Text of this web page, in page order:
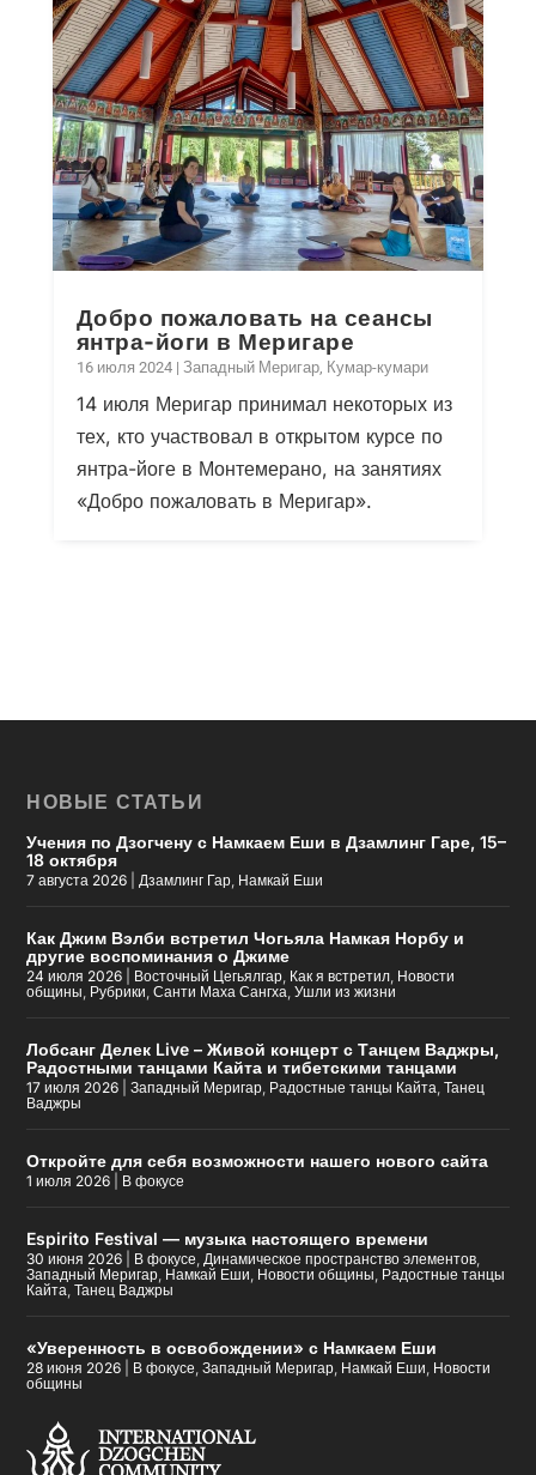
Добро пожаловать на сеансы
янтра-йоги в Меригаре
16 июля 2024| Западный Меригар, Кумар-кумари
14 июля Меригар принимал некоторых из
тех, кто участвовал в открытом курсе по
янтра-йоге в Монтемерано, на занятиях
«Добро пожаловать в Меригар».
НОВЫЕ СТАТЬИ
Учения по Дзогчену с Намкаем Еши в Дзамлинг Гаре, 15–
18 октября
7 августа 2026 Дзамлинг Гар Намкай Еши
Как Джим Вэлби встретил Чогьяла Намкая Норбу и
другие воспоминания о Джиме
24 июля 2026 Восточный Цегьялгар Как я встретил Новости
общины Рубрики ,Санти Маха Сангха ,Ушли из жизни
Лобсанг Делек Live – Живой концерт с Танцем Ваджры,
Радостными танцами Кайта и тибетскими танцами
17 июля 2026 |Западный Меригар Радостные танцы Кайта ,Танец
Ваджры
Откройте для себя возможности нашего нового сайта
1 июля 2026 В фокусе
Espirito Festival — музыка настоящего времени
30 июня 2026 В фокусе Динамическое пространство элементов
Западный Меригар Намкай Еши Новости общины Радостные танцы
Кайта ,Танец Ваджры
«Уверенность в освобождении» с Намкаем Еши
28 июня 2026 В фокусе ,Западный Меригар Намкай Еши Новости
общины